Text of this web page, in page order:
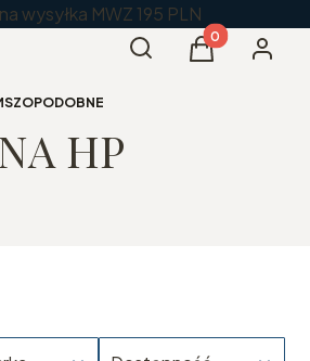
wysyłka MWZ 195 PLN
Otwórz wyszukiwarkę
SzukajProdukty w
Koszyk
HP